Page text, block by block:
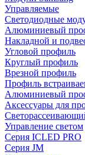
Управляемые
Светодиодные
Алюминиевый
Накладной и
Угловой профиль
Круглый профиль
Врезной профиль
Профиль
Алюминиевый
Аксессуары для
Управление светом
Серия ICLED PRO
Серия JM